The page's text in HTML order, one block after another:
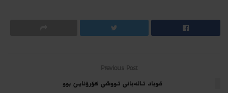
Previous Post
قوباد تالەبانی تووشی كۆرۆنایێ بوو